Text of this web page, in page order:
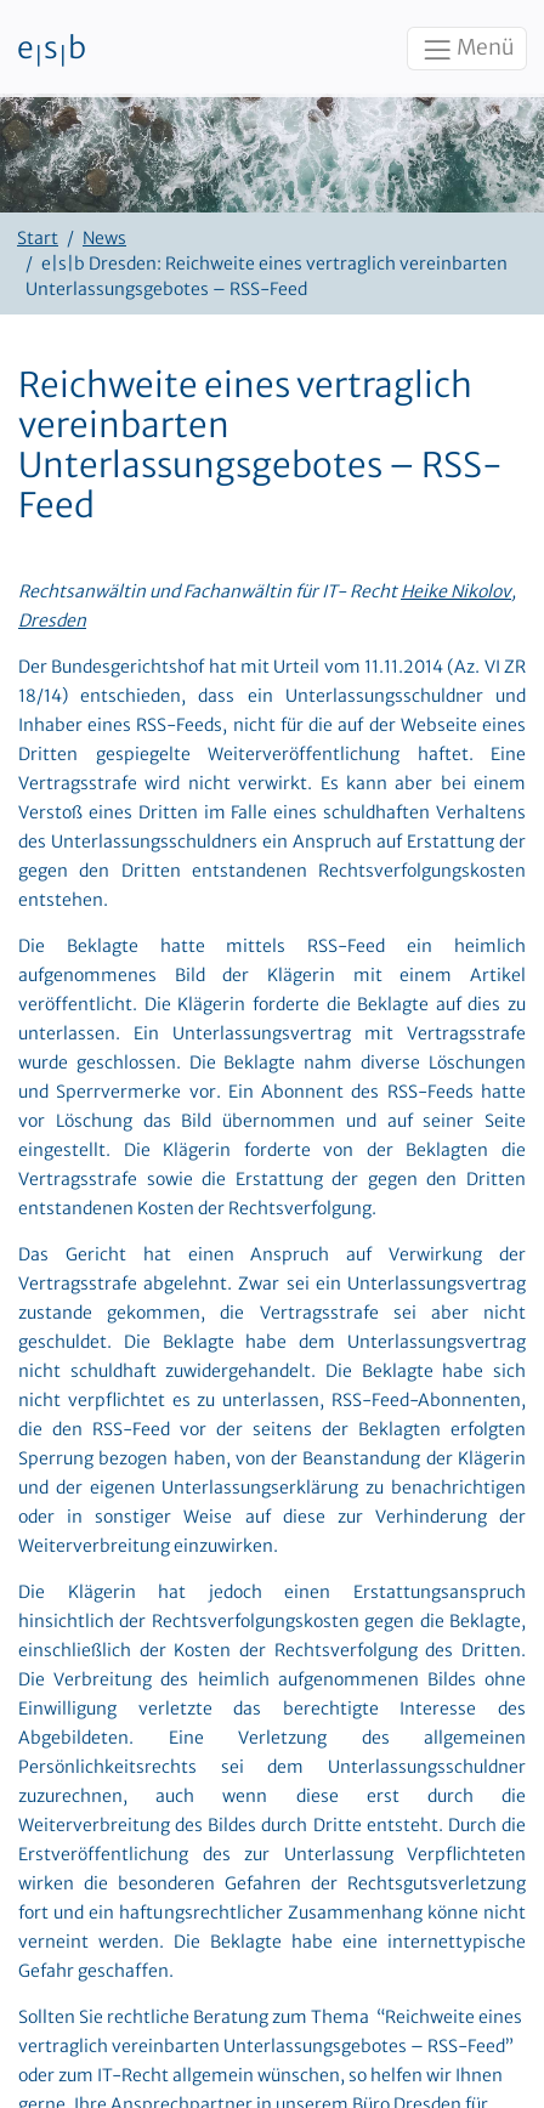
Zum Inhalt
e s b Menü
Start
News
e|s|b Dresden: Reichweite eines vertraglich vereinbarten
Unterlassungsgebotes – RSS-Feed
Reichweite eines vertraglich
vereinbarten
Unterlassungsgebotes – RSS-
Feed
Rechtsanwältin und Fachanwältin für IT- RechtHeike Nikolov,
Dresden
Der Bundesgerichtshof hat mit Urteil vom 11.11.2014 (Az. VI ZR
18/14) entschieden, dass ein Unterlassungsschuldner und
Inhaber eines RSS-Feeds, nicht für die auf der Webseite eines
Dritten gespiegelte Weiterveröffentlichung haftet. Eine
Vertragsstrafe wird nicht verwirkt. Es kann aber bei einem
Verstoß eines Dritten im Falle eines schuldhaften Verhaltens
des Unterlassungsschuldners ein Anspruch auf Erstattung der
gegen den Dritten entstandenen Rechtsverfolgungskosten
entstehen.
Die Beklagte hatte mittels RSS-Feed ein heimlich
aufgenommenes Bild der Klägerin mit einem Artikel
veröffentlicht. Die Klägerin forderte die Beklagte auf dies zu
unterlassen. Ein Unterlassungsvertrag mit Vertragsstrafe
wurde geschlossen. Die Beklagte nahm diverse Löschungen
und Sperrvermerke vor. Ein Abonnent des RSS-Feeds hatte
vor Löschung das Bild übernommen und auf seiner Seite
eingestellt. Die Klägerin forderte von der Beklagten die
Vertragsstrafe sowie die Erstattung der gegen den Dritten
entstandenen Kosten der Rechtsverfolgung.
Das Gericht hat einen Anspruch auf Verwirkung der
Vertragsstrafe abgelehnt. Zwar sei ein Unterlassungsvertrag
zustande gekommen, die Vertragsstrafe sei aber nicht
geschuldet. Die Beklagte habe dem Unterlassungsvertrag
nicht schuldhaft zuwidergehandelt. Die Beklagte habe sich
nicht verpflichtet es zu unterlassen, RSS-Feed-Abonnenten,
die den RSS-Feed vor der seitens der Beklagten erfolgten
Sperrung bezogen haben, von der Beanstandung der Klägerin
und der eigenen Unterlassungserklärung zu benachrichtigen
oder in sonstiger Weise auf diese zur Verhinderung der
Weiterverbreitung einzuwirken.
Die Klägerin hat jedoch einen Erstattungsanspruch
hinsichtlich der Rechtsverfolgungskosten gegen die Beklagte,
einschließlich der Kosten der Rechtsverfolgung des Dritten.
Die Verbreitung des heimlich aufgenommenen Bildes ohne
Einwilligung verletzte das berechtigte Interesse des
Abgebildeten. Eine Verletzung des allgemeinen
Persönlichkeitsrechts sei dem Unterlassungsschuldner
zuzurechnen, auch wenn diese erst durch die
Weiterverbreitung des Bildes durch Dritte entsteht. Durch die
Erstveröffentlichung des zur Unterlassung Verpflichteten
wirken die besonderen Gefahren der Rechtsgutsverletzung
fort und ein haftungsrechtlicher Zusammenhang könne nicht
verneint werden. Die Beklagte habe eine internettypische
Gefahr geschaffen.
Sollten Sie rechtliche Beratung zum Thema “Reichweite eines
vertraglich vereinbarten Unterlassungsgebotes – RSS-Feed”
oder zum IT-Recht allgemein wünschen, so helfen wir Ihnen